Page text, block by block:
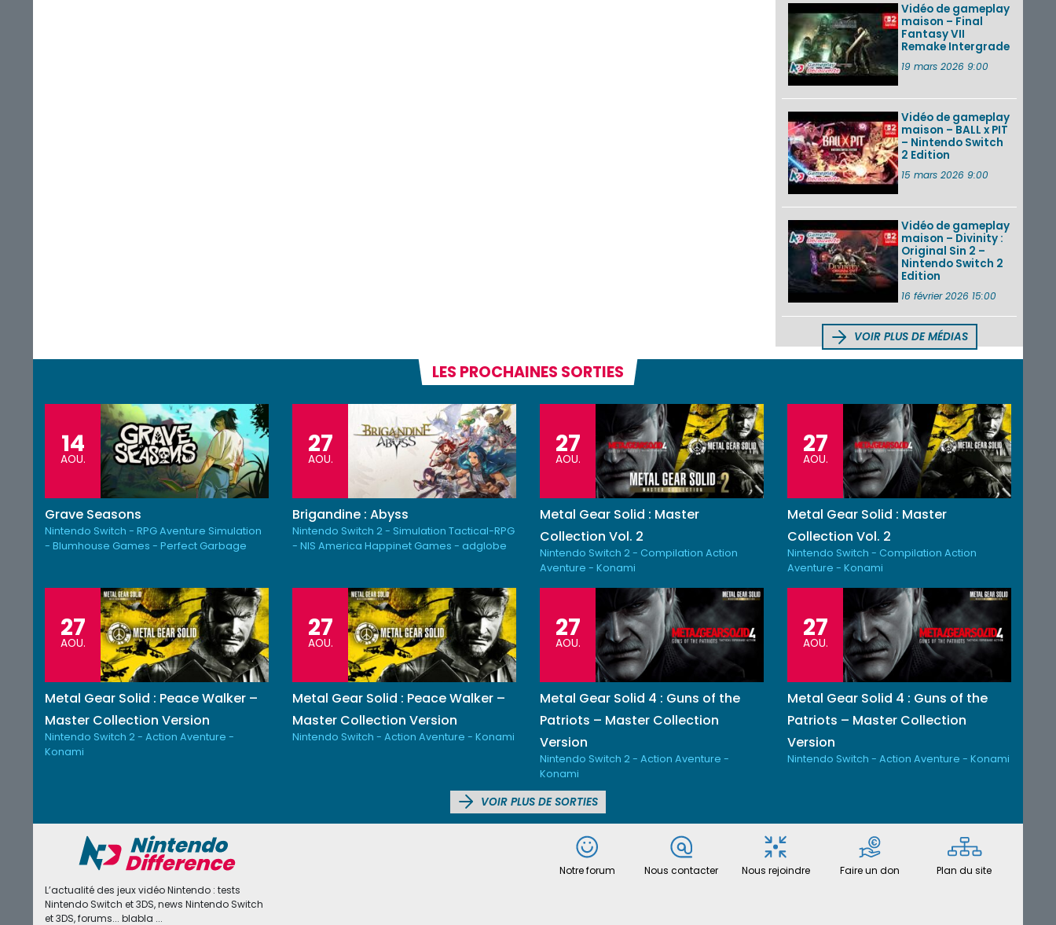
Vidéo de gameplay
maison – Final
Fantasy VII
Remake Intergrade
19 mars 2026 9:00
Vidéo de gameplay
maison – BALL x PIT
– Nintendo Switch
2 Edition
15 mars 2026 9:00
Vidéo de gameplay
maison – Divinity :
Original Sin 2 –
Nintendo Switch 2
Edition
16 février 2026 15:00
VOIR PLUS DE MÉDIAS
LES PROCHAINES SORTIES
14
AOU.
Grave Seasons
Nintendo Switch - RPG Aventure Simulation
- Blumhouse Games - Perfect Garbage
27
AOU.
Brigandine : Abyss
Nintendo Switch 2 - Simulation Tactical-RPG
- NIS America Happinet Games - adglobe
27
AOU.
Metal Gear Solid : Master
Collection Vol. 2
Nintendo Switch 2 - Compilation Action
Aventure - Konami
27
AOU.
Metal Gear Solid : Master
Collection Vol. 2
Nintendo Switch - Compilation Action
Aventure - Konami
27
AOU.
Metal Gear Solid : Peace Walker –
Master Collection Version
Nintendo Switch 2 - Action Aventure -
Konami
27
AOU.
Metal Gear Solid : Peace Walker –
Master Collection Version
Nintendo Switch - Action Aventure - Konami
27
AOU.
Metal Gear Solid 4 : Guns of the
Patriots – Master Collection
Version
Nintendo Switch 2 - Action Aventure -
Konami
27
AOU.
Metal Gear Solid 4 : Guns of the
Patriots – Master Collection
Version
Nintendo Switch - Action Aventure - Konami
VOIR PLUS DE SORTIES
L’actualité des jeux vidéo Nintendo : tests
Nintendo Switch et 3DS, news Nintendo Switch
et 3DS, forums... blabla ...
Notre forum Nous contacter Nous rejoindre Faire un don Plan du site